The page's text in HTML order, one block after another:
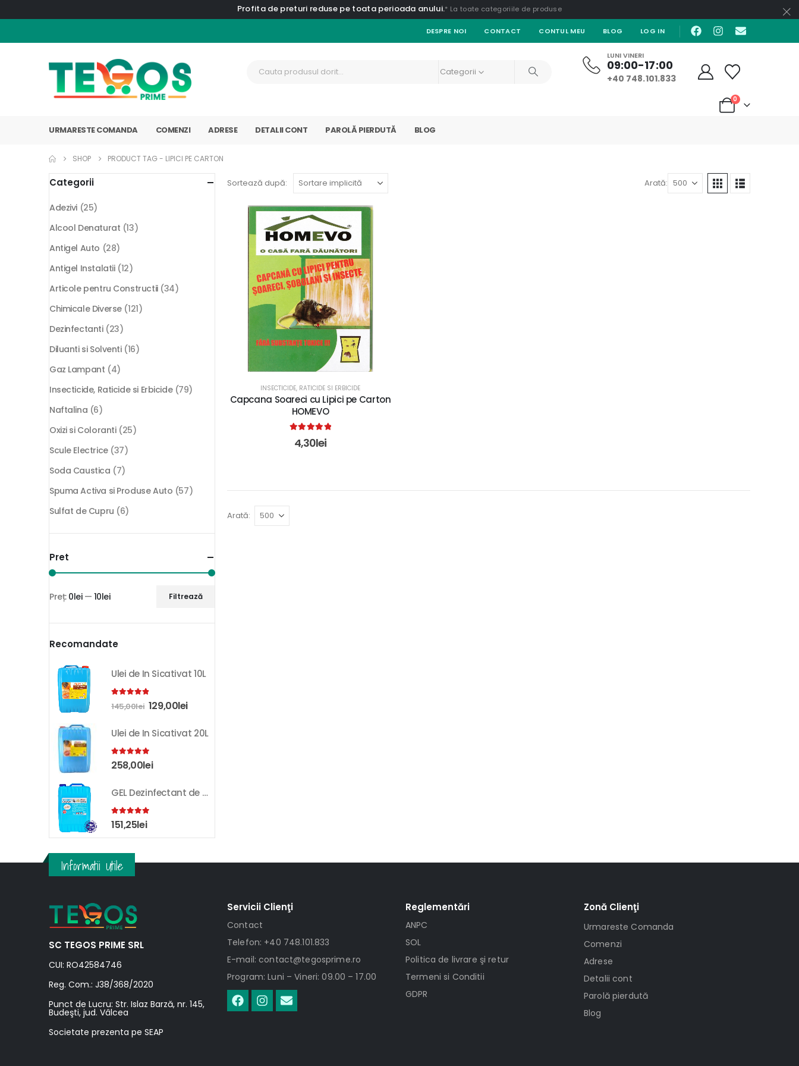
Profita de preturi reduse pe toata perioada anului.* La toate categoriile de produse
DESPRE NOI CONTACT CONTUL MEU BLOG LOG IN
Categorii
LUNI VINERI
09:00-17:00
+40 748.101.833
0
URMARESTE COMANDA COMENZI ADRESE DETALII CONT PAROLĂ PIERDUTĂ BLOG
SHOP PRODUCT TAG - LIPICI PE CARTON
Sortează după: Arată:
INSECTICIDE, RATICIDE SI ERBICIDE
Capcana Soareci cu Lipici pe Carton
HOMEVO
out of 5
4,30lei
Arată:
Categorii
Adezivi (25)
Alcool Denaturat (13)
Antigel Auto (28)
Antigel Instalatii (12)
Articole pentru Constructii (34)
Chimicale Diverse (121)
Dezinfectanti (23)
Diluanti si Solventi (16)
Gaz Lampant (4)
Insecticide, Raticide si Erbicide (79)
Naftalina (6)
Oxizi si Coloranti (25)
Scule Electrice (37)
Soda Caustica (7)
Spuma Activa si Produse Auto (57)
Sulfat de Cupru (6)
Pret
Filtrează
Preț: 0lei— 10lei
Recomandate
Ulei de In Sicativat 10L
out of 5
145,00lei 129,00lei
Ulei de In Sicativat 20L
5.00out of 5
258,00lei
GEL Dezinfectant de Maini K-SEPT 10L
5.00out of 5
151,25lei
Informatii Utile
SC TEGOS PRIME SRL
CUI: RO42584746
Reg. Com.: J38/368/2020
Punct de Lucru: Str. Islaz Barză, nr. 145,
Budeşti, jud. Vâlcea
Societate prezenta pe SEAP
Servicii Clienţi
Contact
Telefon: +40 748.101.833
E-mail: contact@tegosprime.ro
Program: Luni – Vineri: 09.00 – 17.00
Reglementări
ANPC
SOL
Politica de livrare şi retur
Termeni si Conditii
GDPR
Zonă Clienţi
Urmareste Comanda
Comenzi
Adrese
Detalii cont
Parolă pierdută
Blog